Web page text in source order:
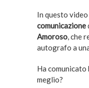
In questo
comunicazione
Amoroso, che
autografo a
Ha comunicato
meglio?